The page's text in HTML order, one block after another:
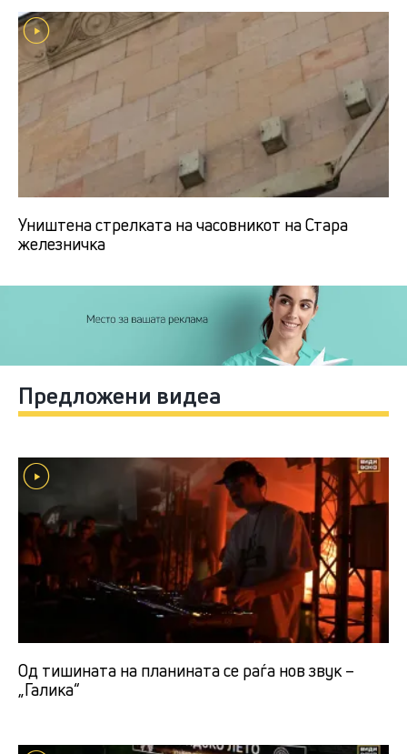
Уништена стрелката на часовникот на Стара
железничка
Предложени видеа
Од тишината на планината се раѓа нов звук –
„Галика“